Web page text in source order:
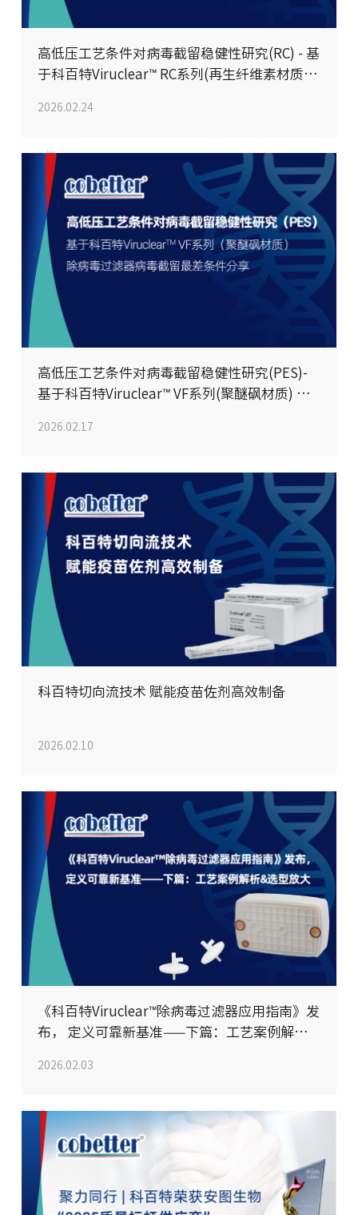
高低压工艺条件对病毒截留稳健性研究(RC) - 基
于科百特Viruclear™ RC系列(再生纤维素材质)
2026.02.24
高低压工艺条件对病毒截留稳健性研究(PES)-
基于科百特Viruclear™ VF系列(聚醚砜材质) 除
2026.02.17
科百特切向流技术 赋能疫苗佐剂高效制备
2026.02.10
《科百特Viruclear™除病毒过滤器应用指南》发
布， 定义可靠新基准——下篇：工艺案例解析&
2026.02.03